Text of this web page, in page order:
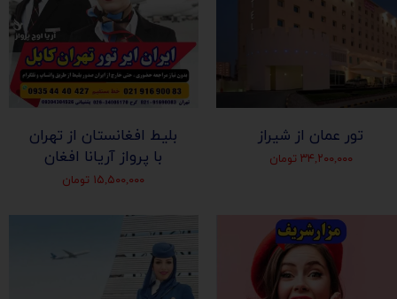
★ ★
تور عمان از شیراز
۳۴,۲۰۰,۰۰۰ تومان
بلیط افغانستان از تهران
با پرواز آریانا افغان
۱۵,۵۰۰,۰۰۰ تومان